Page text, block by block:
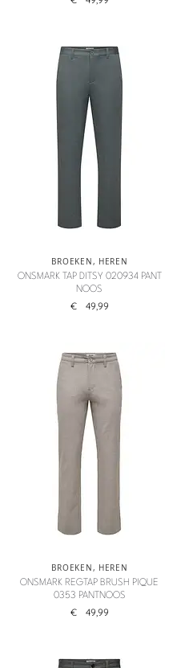
BROEKEN, HEREN
ONSMARK TAP DITSY 020934 PANT
NOOS
€ 49,99
BROEKEN, HEREN
ONSMARK REGTAP BRUSH PIQUE
0353 PANTNOOS
€ 49,99